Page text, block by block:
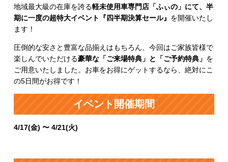
地域最大級の在庫を誇る軽未使用車専門店「ふぃの」にて、半
期に一度の超特大イベント『四半期決算セール』 を開催いたし
ます！
圧倒的な安さと豊富な品揃えはもちろん、今回はご家族皆様で
楽しんでいただける豪華な「ご来場特典」と「ご予約特典」 を
ご用意いたしました。お車をお得にゲットするなら、絶対にこ
の5日間がお得です！
イベント開催期間
4/17(金) 〜 4/21(火)